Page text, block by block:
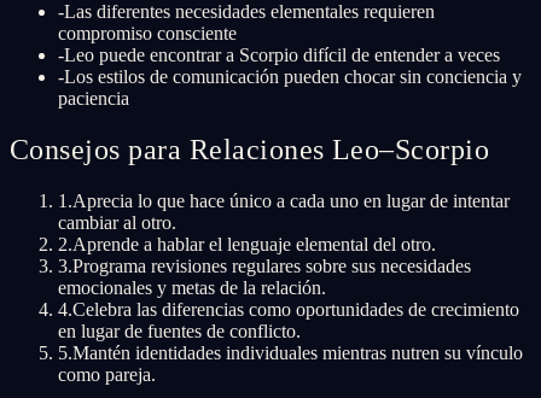
-Las diferentes necesidades elementales requieren
compromiso consciente
-Leo puede encontrar a Scorpio difícil de entender a veces
-Los estilos de comunicación pueden chocar sin conciencia y
paciencia
Consejos para Relaciones Leo–Scorpio
1 .Aprecia lo que hace único a cada uno en lugar de intentar
cambiar al otro.
2.Aprende a hablar el lenguaje elemental del otro.
3.Programa revisiones regulares sobre sus necesidades
emocionales y metas de la relación.
4.Celebra las diferencias como oportunidades de crecimiento
en lugar de fuentes de conflicto.
5.Mantén identidades individuales mientras nutren su vínculo
como pareja.